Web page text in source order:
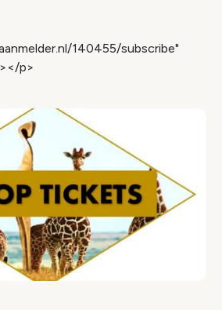
cookie instellingen140455/subscribe"
p>